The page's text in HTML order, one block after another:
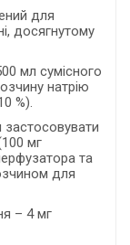
для
досягнутому
мл сумісного
натрію
%).
мг
та
для
– 4 мг